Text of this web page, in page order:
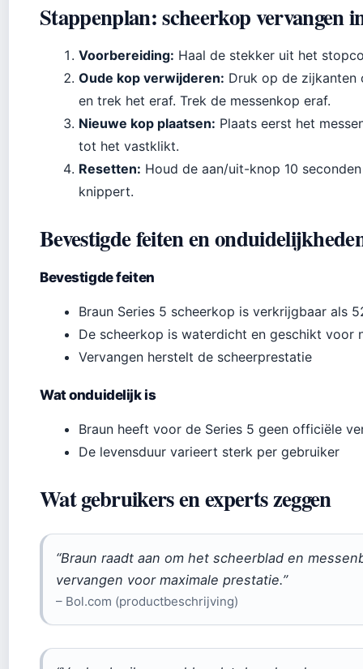
Stappenplan: scheerkop vervangen
Voorbereiding: Haal de stekker uit het
Oude kop verwijderen: Druk op de zijkanten
en trek het eraf. Trek de messenkop eraf.
Nieuwe kop plaatsen: Plaats eerst het
tot het vastklikt.
Resetten: Houd de aan/uit-knop 10
knippert.
Bevestigde feiten en
Bevestigde feiten
Braun Series 5 scheerkop is verkrijgbaar als
De scheerkop is waterdicht en geschikt voor
Vervangen herstelt de scheerprestatie
Wat onduidelijk is
Braun heeft voor de Series 5 geen officiële
De levensduur varieert sterk per gebruiker
Wat gebruikers en experts zeggen
“Braun raadt aan om het scheerblad en
vervangen voor maximale prestatie.”
– Bol.com (productbeschrijving)